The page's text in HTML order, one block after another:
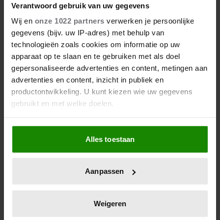
Verantwoord gebruik van uw gegevens
Wij en onze 1022 partners verwerken je persoonlijke
gegevens (bijv. uw IP-adres) met behulp van
technologieën zoals cookies om informatie op uw
apparaat op te slaan en te gebruiken met als doel
gepersonaliseerde advertenties en content, metingen aan
advertenties en content, inzicht in publiek en
productontwikkeling. U kunt kiezen wie uw gegevens
gebruikt en met welke doelen.
Als u het toestaat, willen we ook graag:
Informatie verzamelen over uw geografische
locatie, die tot een paar meter nauwkeurig kan zijn
scannen op specifieke eigenschappen (fingerprinting)
verwerkt en stel uw voorkeuren in het
Alles toestaan
Aanpassen
Weigeren
Hoe ongezond zijn ijsjes?
Wat als je stiekem verliefd op